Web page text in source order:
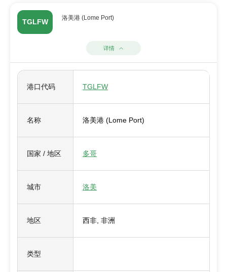
TGLFW 洛美港 (Lome Port)
详情
港口代码 TGLFW
名称 洛美港 (Lome Port)
国家 / 地区 多哥
城市 洛美
地区 西非, 非洲
类型